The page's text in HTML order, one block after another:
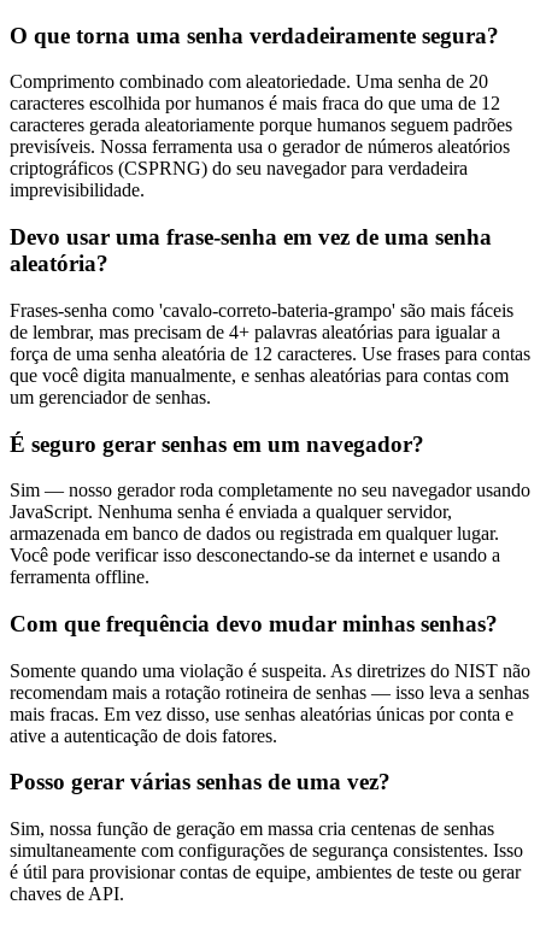
O que torna uma senha verdadeiramente segura?
Comprimento combinado com aleatoriedade. Uma senha de 20
caracteres escolhida por humanos é mais fraca do que uma de 12
caracteres gerada aleatoriamente porque humanos seguem padrões
previsíveis. Nossa ferramenta usa o gerador de números aleatórios
criptográficos (CSPRNG) do seu navegador para verdadeira
imprevisibilidade.
Devo usar uma frase-senha em vez de uma senha
aleatória?
Frases-senha como 'cavalo-correto-bateria-grampo' são mais fáceis
de lembrar, mas precisam de 4+ palavras aleatórias para igualar a
força de uma senha aleatória de 12 caracteres. Use frases para contas
que você digita manualmente, e senhas aleatórias para contas com
um gerenciador de senhas.
É seguro gerar senhas em um navegador?
Sim — nosso gerador roda completamente no seu navegador usando
JavaScript. Nenhuma senha é enviada a qualquer servidor,
armazenada em banco de dados ou registrada em qualquer lugar.
Você pode verificar isso desconectando-se da internet e usando a
ferramenta offline.
Com que frequência devo mudar minhas senhas?
Somente quando uma violação é suspeita. As diretrizes do NIST não
recomendam mais a rotação rotineira de senhas — isso leva a senhas
mais fracas. Em vez disso, use senhas aleatórias únicas por conta e
ative a autenticação de dois fatores.
Posso gerar várias senhas de uma vez?
Sim, nossa função de geração em massa cria centenas de senhas
simultaneamente com configurações de segurança consistentes. Isso
é útil para provisionar contas de equipe, ambientes de teste ou gerar
chaves de API.